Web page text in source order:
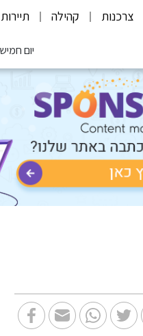
צרכנות קהילה
יום חמישי,